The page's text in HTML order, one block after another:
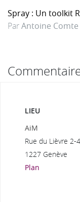
Spray : Un toolkit
ParAntoine
LIEU
AiM
Rue du Lièvre 2-4
1227 Genève
Plan